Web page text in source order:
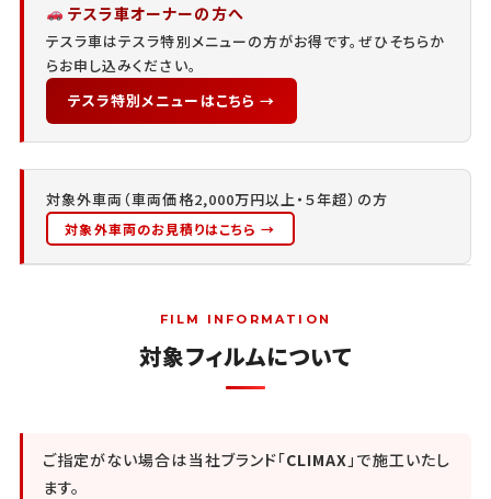
テスラ車オーナーの方へ
テスラ車はテスラ特別メニューの方がお得です。ぜひそちらか
らお申し込みください。
テスラ特別メニューはこちら →
対象外車両（車両価格2,000万円以上・５年超）の方
対象外車両のお見積りはこちら →
FILM INFORMATION
対象フィルムについて
ご指定がない場合は当社ブランド「CLIMAX」で施工いたし
ます。